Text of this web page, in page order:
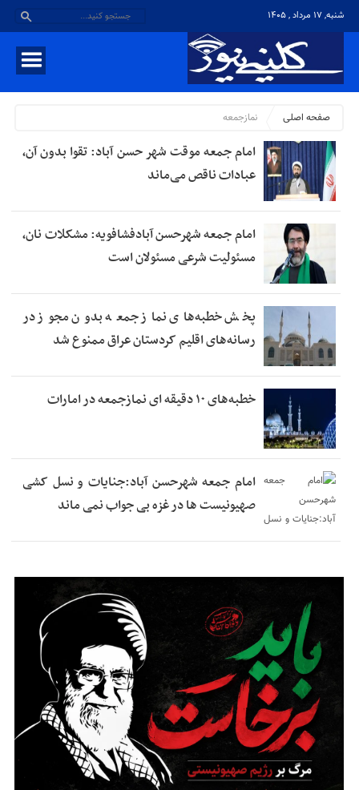
شنبه, ۱۷ مرداد , ۱۴۰۵
صفحه اصلی نمازجمعه
امام جمعه موقت شهر حسن‌ آباد: تقوا بدون آن،
عبادات ناقص می‌ماند
امام جمعه شهرحسن آبادفشافویه: مشکلات نان،
مسئولیت شرعی مسئولان است
پخش خطبه‌های نماز جمعه بدون مجوز در
رسانه‌های اقلیم کردستان عراق ممنوع شد
خطبه‌های ۱۰ دقیقه ای نمازجمعه در امارات
امام جمعه شهرحسن آباد:جنایات و نسل کشی
صهیونیست ها در غزه بی جواب نمی ماند